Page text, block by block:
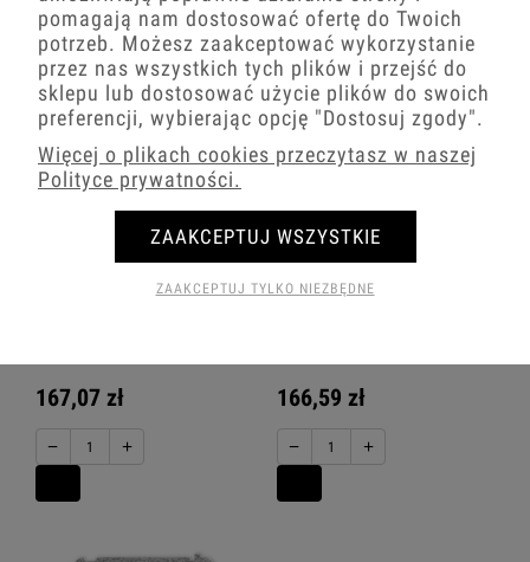
− + − +
167,07 zł
− +
166,59 zł
− +
pomagają nam dostosować ofertę do Twoich
potrzeb. Możesz zaakceptować wykorzystanie
przez nas wszystkich tych plików i przejść do
sklepu lub dostosować użycie plików do swoich
preferencji, wybierając opcję "Dostosuj zgody".
Więcej o plikach cookies przeczytasz w naszej
Polityce prywatności.
ZAAKCEPTUJ TYLKO NIEZBĘDNE
ZAAKCEPTUJ WSZYSTKIE